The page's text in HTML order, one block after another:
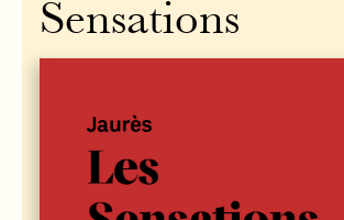
Sensations